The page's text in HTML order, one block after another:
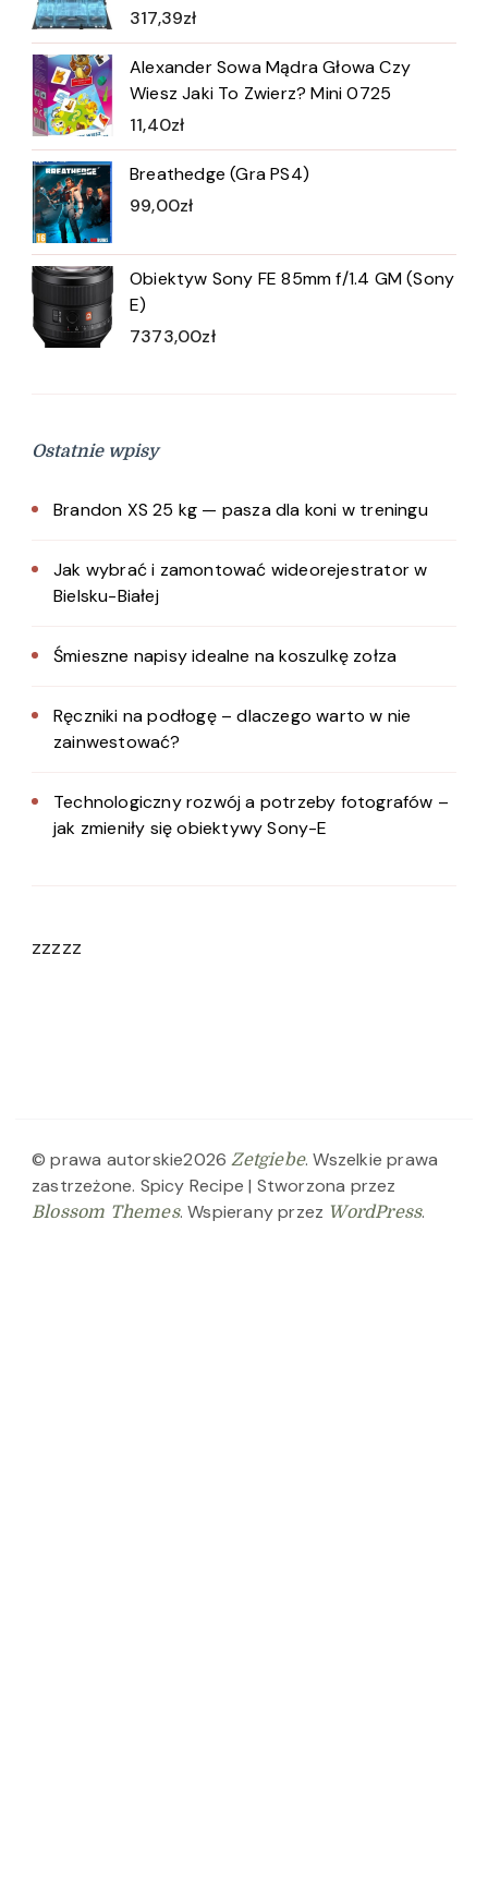
317,39zł
Alexander Sowa Mądra Głowa Czy
Wiesz Jaki To Zwierz? Mini 0725
11,40zł
Breathedge (Gra PS4)
99,00zł
Obiektyw Sony FE 85mm f/1.4 GM (Sony
E)
7373,00zł
Ostatnie wpisy
Brandon XS 25 kg — pasza dla koni w treningu
Jak wybrać i zamontować wideorejestrator w
Bielsku-Białej
Śmieszne napisy idealne na koszulkę zołza
Ręczniki na podłogę – dlaczego warto w nie
zainwestować?
Technologiczny rozwój a potrzeby fotografów –
jak zmieniły się obiektywy Sony-E
zzzzz
© prawa autorskie2026Zetgiebe. Wszelkie prawa
zastrzeżone. Spicy Recipe | Stworzona przez
Blossom Themes. Wspierany przez WordPress.